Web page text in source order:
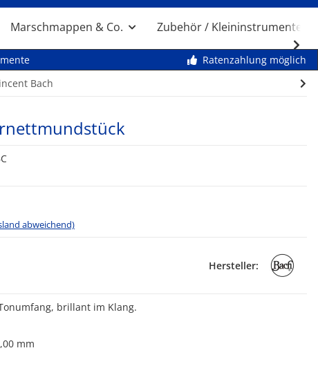
Marschmappen & Co. Zubehör / Kleininstrumente
Ratenzahlung möglich
Bach
abweichend)
Hersteller:
brillant im Klang.
mm